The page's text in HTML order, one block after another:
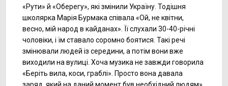
«Рути» й «Оберегу», які змінили Україну. Тодішня
школярка Марія Бурмака співала «Ой, не квітни,
весно, мій народ в кайданах». Її слухали 30-40-річні
чоловіки, і їм ставало соромно боятися. Такі речі
змінювали людей із середини, а потім вони вже
виходили на вулиці. Хоча музика не завжди говорила
«Беріть вила, коси, граблі». Просто вона давала